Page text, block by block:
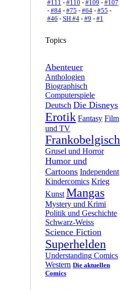
#111 - #110 - #109 - #107
- #84- #75 - #64- #55 -
#46 - SH #4- #9 - #1
Topics
Abenteuer
Anthologien
Biographisch
Computerspiele
Deutsch Die Disneys
Erotik Fantasy Film
und TV
Frankobelgisch
Grusel und Horror
Humor und
Cartoons Independent
Kindercomics Krieg
Kunst Mangas
Mystery und Krimi
Politik und Geschichte
Schwarz-Weiss
Science Fiction
Superhelden
Understanding Comics
Western Die aktuellen
Comics